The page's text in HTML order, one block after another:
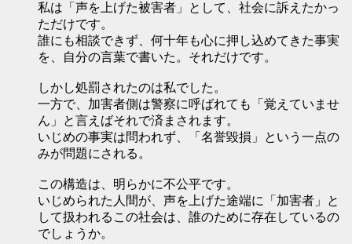
私は「声を上げた被害者」として、社会に訴えたかっ
ただけです。
誰にも相談できず、何十年も心に押し込めてきた事実
を、自分の言葉で書いた。それだけです。
しかし処罰されたのは私でした。
一方で、加害者側は警察に呼ばれても「覚えていませ
ん」と言えばそれで済まされます。
いじめの事実は問われず、「名誉毀損」という一点の
みが問題にされる。
この構造は、明らかに不公平です。
いじめられた人間が、声を上げた途端に「加害者」と
して扱われるこの社会は、誰のために存在しているの
でしょうか。